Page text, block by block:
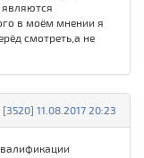
являются
в моём мнении я
смотреть,а не
[3520] 11.08.2017 20:23